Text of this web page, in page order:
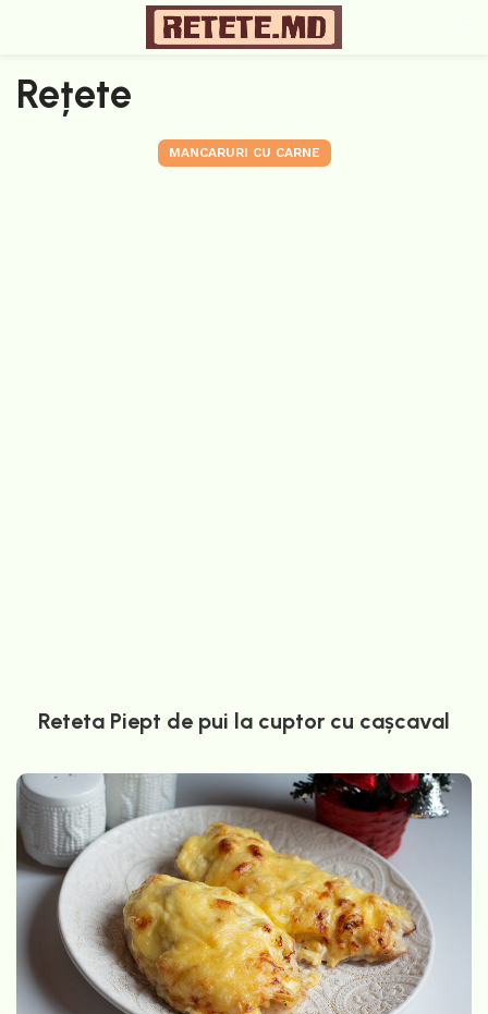
Rețete
MANCARURI CU CARNE
Reteta Piept de pui la cuptor cu cașcaval